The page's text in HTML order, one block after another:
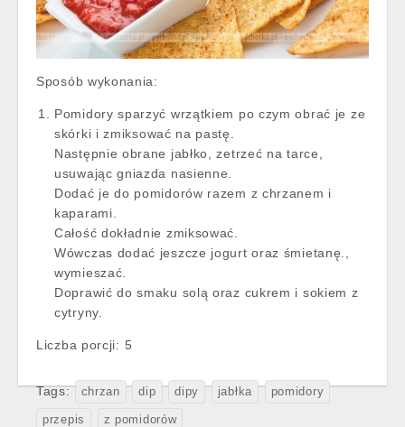
Sposób wykonania:
Pomidory sparzyć wrzątkiem po czym obrać je ze
skórki i zmiksować na pastę.
Następnie obrane jabłko, zetrzeć na tarce,
usuwając gniazda nasienne.
Dodać je do pomidorów razem z chrzanem i
kaparami.
Całość dokładnie zmiksować.
Wówczas dodać jeszcze jogurt oraz śmietanę.,
wymieszać.
Doprawić do smaku solą oraz cukrem i sokiem z
cytryny.
Liczba porcji: 5
Tags: chrzan dip dipy jabłka pomidory
przepis z pomidorów